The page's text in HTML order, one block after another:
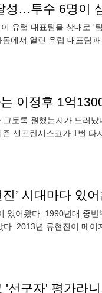
성…투수 6명이
유럽 대표팀을 상대로 '
에서 열린 유럽 대표팀
토록 원했는지가 드러
샌프란시스코가 1번 타
있어왔다. 1990년대 중
. 2013년 류현진이 메